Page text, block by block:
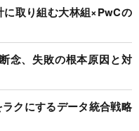
取り組む大林組×PwCの
念、失敗の根本原因と対
クにするデータ統合戦略